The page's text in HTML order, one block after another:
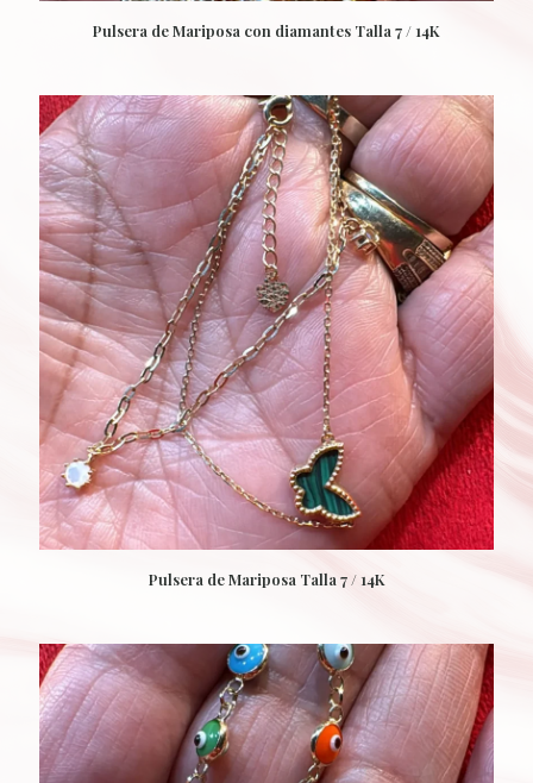
Pulsera de Mariposa con diamantes Talla 7 / 14K
Pulsera de Mariposa Talla 7 / 14K